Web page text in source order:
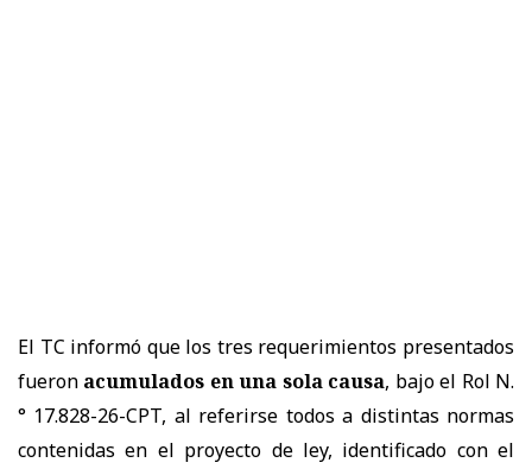
El TC informó que los tres requerimientos presentados
fueron acumulados en una sola causa, bajo el Rol N.
° 17.828-26-CPT, al referirse todos a distintas normas
contenidas en el proyecto de ley, identificado con el